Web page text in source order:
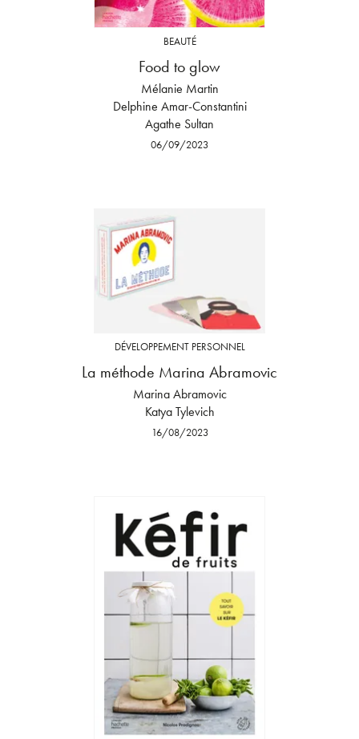
BEAUTÉ
Food to glow
Mélanie Martin
Delphine Amar-Constantini
Agathe Sultan
06/09/2023
DÉVELOPPEMENT PERSONNEL
La méthode Marina Abramovic
Marina Abramovic
Katya Tylevich
16/08/2023